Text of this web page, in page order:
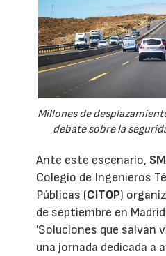
Millones de
debate sobre la
Ante este escenario,
Colegio de Ingenieros
Públicas (CITOP)
de septiembre en
'Soluciones que salvan
una jornada dedicada a